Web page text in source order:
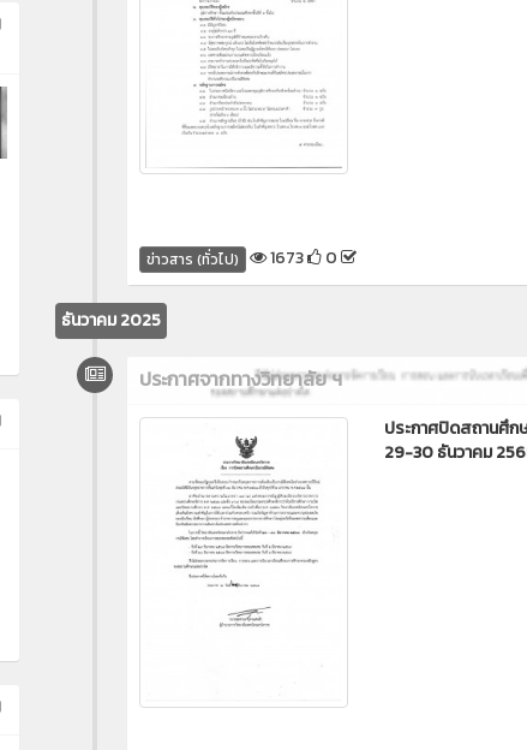
ข่าวสาร (ทั่วไป) 1673 0
ธันวาคม 2025
ประกาศจากทางวิทยาลัย ฯ
ประกาศปิดสถานศึก
29-30 ธันวาคม